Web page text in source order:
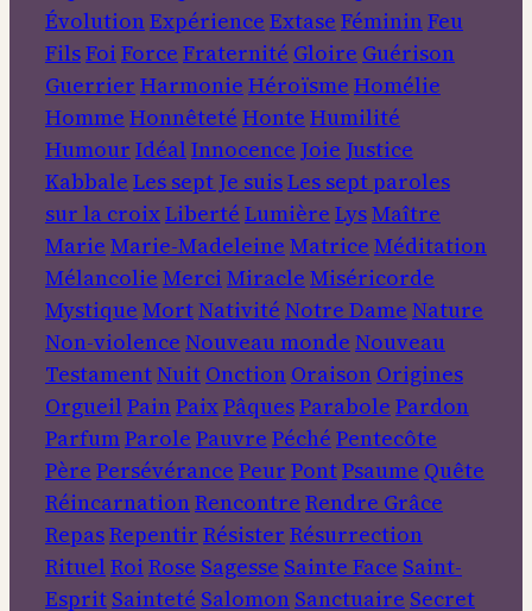
ÉvolutionExpérience Extase FémininFeu
FilsFoi Force Fraternité Gloire Guérison
Guerrier Harmonie Héroïsme Homélie
Homme Honnêteté Honte Humilité
Humour Idéal Innocence Joie Justice
Kabbale Les sept Je suisLes sept paroles
sur la croixLiberté Lumière LysMaître
Marie Marie-Madeleine Matrice Méditation
Mélancolie Merci Miracle Miséricorde
Mystique MortNativité Notre Dame Nature
Non-violence Nouveau monde Nouveau
TestamentNuit Onction Oraison Origines
Orgueil PainPaixPâquesParabole Pardon
ParfumParole Pauvre Péché Pentecôte
Père Persévérance Peur PontPsaume Quête
RéincarnationRencontre Rendre Grâce
RepasRepentir Résister Résurrection
Rituel Roi Rose Sagesse Sainte Face Saint-
Esprit Sainteté Salomon Sanctuaire Secret